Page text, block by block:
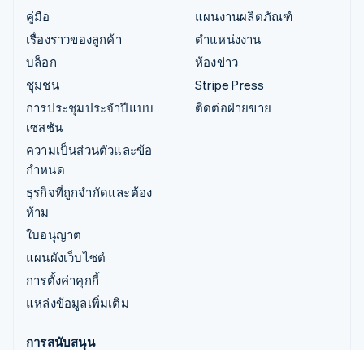
คู่มือ
เรื่องราวของลูกค้า
บล็อก
ชุมชน
การประชุมประจำปีแบบ
เซสชัน
ความเป็นส่วนตัวและข้อ
กำหนด
ธุรกิจที่ถูกจำกัดและต้อง
ห้าม
ใบอนุญาต
แผนผังเว็บไซต์
การตั้งค่าคุกกี้
แหล่งข้อมูลเพิ่มเติม
แผนงานผลิตภัณฑ์
ตำแหน่งงาน
ห้องข่าว
Stripe Press
ติดต่อฝ่ายขาย
การสนับสนุน